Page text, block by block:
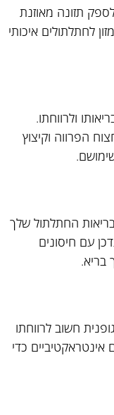
תזונה מאוזנת
לחתלתולים איכותי
ולרווחתו.
הפרווה וקיצוץ
בריאות החתלתול שלך
עם חיסונים
בריא.
חשוב לרווחתו
כדי